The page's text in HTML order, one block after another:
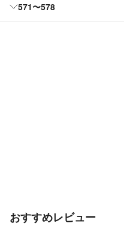
571〜578
おすすめレビュー